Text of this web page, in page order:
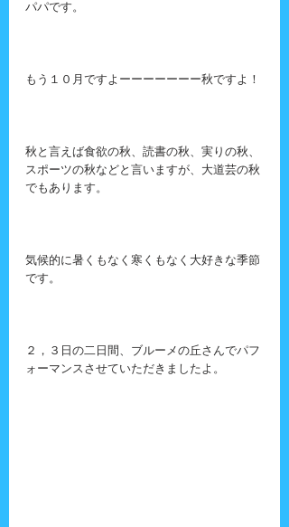
パパです。
もう１０月ですよーーーーーーー秋ですよ！
秋と言えば食欲の秋、読書の秋、実りの秋、
スポーツの秋などと言いますが、大道芸の秋
でもあります。
気候的に暑くもなく寒くもなく大好きな季節
です。
２，３日の二日間、ブルーメの丘さんでパフ
ォーマンスさせていただきましたよ。